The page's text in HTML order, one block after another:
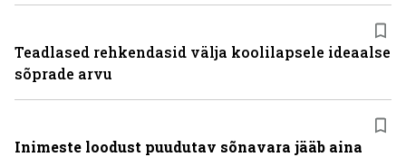
Teadlased rehkendasid välja koolilapsele ideaalse
sõprade arvu
Inimeste loodust puudutav sõnavara jääb aina